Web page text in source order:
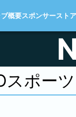
概要スポンサーストア
ポー